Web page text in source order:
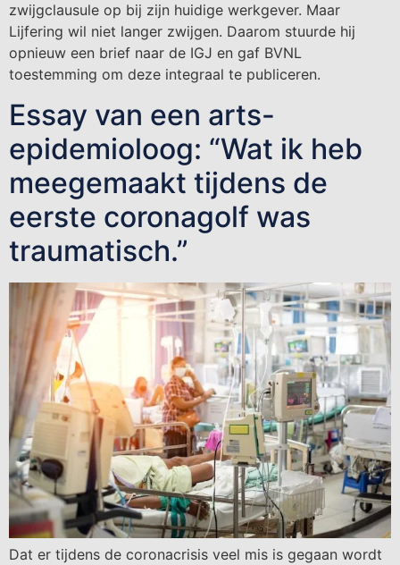
zwijgclausule op bij zijn huidige werkgever. Maar
Lijfering wil niet langer zwijgen. Daarom stuurde hij
opnieuw een brief naar de IGJ en gaf BVNL
toestemming om deze integraal te publiceren.
Essay van een arts-
epidemioloog: “Wat ik heb
meegemaakt tijdens de
eerste coronagolf was
traumatisch.”
Dat er tijdens de coronacrisis veel mis is gegaan wordt